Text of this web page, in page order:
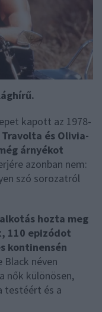
kapott az 1978-
Travolta és Olivia-
árnyékot
azonban nem:
szó sorozatról
hozta meg
110 epizódot
kontinensén
Black néven
nők különösen,
testéért és a